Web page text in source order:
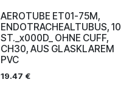
AEROTUBE ET01-75M,
ENDOTRACHEALTUBUS, 10
ST._x000D_ OHNE CUFF,
CH30, AUS GLASKLAREM
PVC
19.47 €